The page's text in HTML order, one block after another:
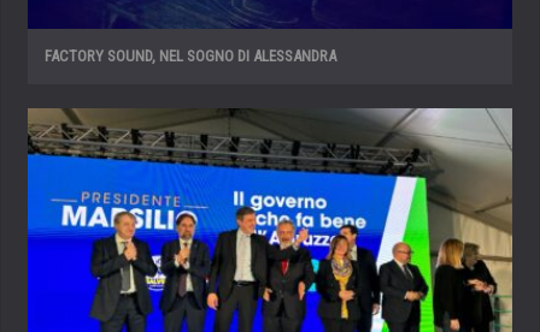
FACTORY SOUND, NEL SOGNO DI ALESSANDRA